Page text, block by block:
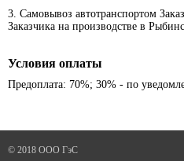
3. Самовывоз автотранспортом
Заказчика на производстве в
Условия оплаты
Предоплата: 70%; 30% - по
© 2018 ООО ГэС